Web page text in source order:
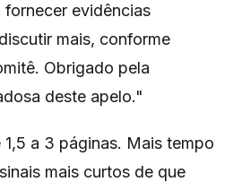
fornecer evidências
mais, conforme
Obrigado pela
deste apelo."
a 3 páginas. Mais tempo
mais curtos de que